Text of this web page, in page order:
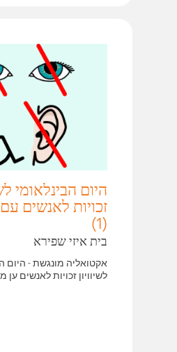
היום הבינלאומי
זכויות לאנשים
(1)
בית איזי שפירא
אקטואליה מונגשת - היום
לשיוויון זכויות לאנשים ען